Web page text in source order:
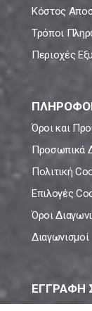
Κόστος
Τρόποι
Περιοχές
Όροι και
Προσωπικά
Πολιτική
Επιλογές
Όροι
Διαγωνισμοί
ΕΓΓΡΑΦΗ